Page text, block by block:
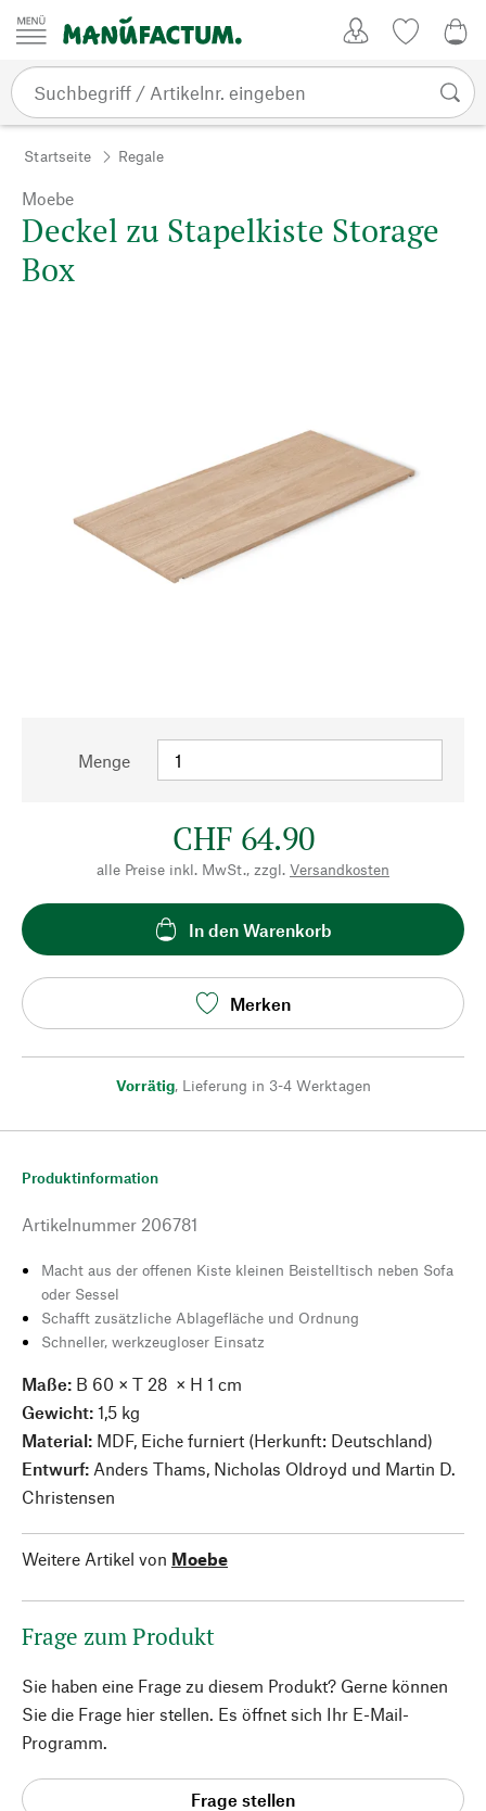
Zum Inhalt springen
Startseite Regale
Moebe
Deckel zu Stapelkiste Storage
Box
Menge
CHF 64.90
alle Preise inkl. MwSt., zzgl. Versandkosten
In den Warenkorb
Merken
Vorrätig, Lieferung in 3-4 Werktagen
Produktinformation
Artikelnummer 206781
Macht aus der offenen Kiste kleinen Beistelltisch neben Sofa
oder Sessel
Schafft zusätzliche Ablagefläche und Ordnung
Schneller, werkzeugloser Einsatz
Maße: B 60 × T 28 × H 1 cm
Gewicht: 1,5 kg
Material: MDF, Eiche furniert (Herkunft: Deutschland)
Entwurf: Anders Thams, Nicholas Oldroyd und Martin D.
Christensen
Weitere Artikel von Moebe
Frage zum Produkt
Sie haben eine Frage zu diesem Produkt? Gerne können
Sie die Frage hier stellen. Es öffnet sich Ihr E-Mail-
Programm.
Frage stellen